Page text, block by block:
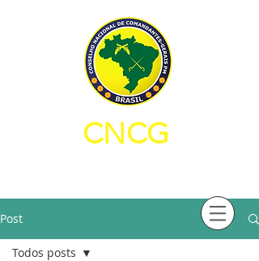
CNCG
Post
Todos posts